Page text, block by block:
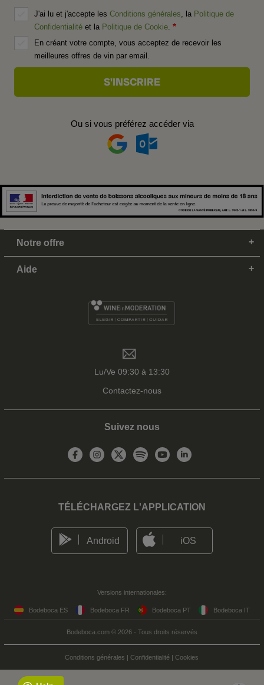
J'ai lu et j'accepte les Conditions générales , la Politique de
Confidentialité et la Politique de Cookie
En créant votre compte, vous acceptez de recevoir les
meilleures offres de vin par email.
Ou si vous préférez accéder via
Notre offre
Aide
Lu/Ve 09:30 à 13:30
Contactez-nous
Suivez nous
TÉLÉCHARGEZ L'APPLICATION
Android iOS
Versions internationales:
Bodeboca ES Bodeboca FR Bodeboca PT Bodeboca IT
Bodeboca.com © 2026 - Tous droits réservés
Conditions générales | Confidentialité | Cookies